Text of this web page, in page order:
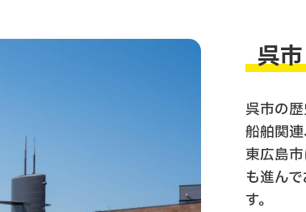
呉
呉市の
船舶関
東広島
も進ん
す。